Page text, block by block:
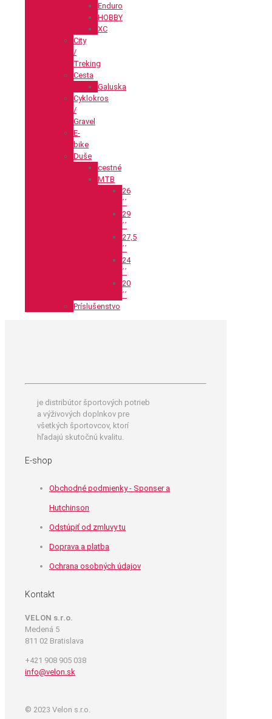
Enduro
HOBBY
XC
City
/
Treking
Cesta
Galuska
Cyklokros
/
Gravel
E-
bike
Duše
cestné
MTB
26
´´
29
´´
27,5
´´
24
´´
20
´´
Príslušenstvo
je distribútor športových potrieb
a výživových doplnkov pre
všetkých športovcov, ktorí
hľadajú skutočnú kvalitu.
E-shop
Obchodné podmienky - Sponser a
Hutchinson
Odstúpiť od zmluvy tu
Doprava a platba
Ochrana osobných údajov
Kontakt
VELON s.r.o.
Medená 5
811 02 Bratislava
+421 908 905 038
info@velon.sk
© 2023 Velon s.r.o.